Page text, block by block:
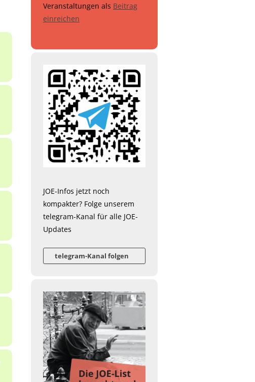
Veranstaltungen als Beitrag
einreichen
JOE-Infos jetzt noch
kompakter? Folge unserem
telegram-Kanal für alle JOE-
Updates
telegram-Kanal folgen